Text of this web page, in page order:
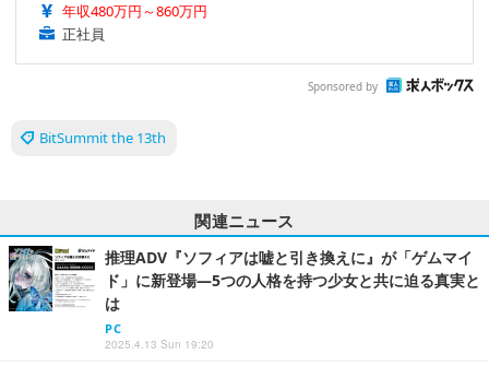
年収480万円～860万円
正社員
Sponsored by
BitSummit the 13th
関連ニュース
推理ADV『ソフィアは嘘と引き換えに』が「ゲムマイ
ド」に新登場―5つの人格を持つ少女と共に迫る真実と
は
PC
2025.4.13 Sun 19:20